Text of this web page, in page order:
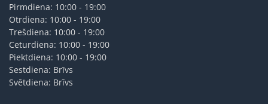
Pirmdiena: 10:00 - 19:00
Otrdiena: 10:00 - 19:00
Trešdiena: 10:00 - 19:00
Ceturdiena: 10:00 - 19:00
Piektdiena: 10:00 - 19:00
Sestdiena: Brīvs
Svētdiena: Brīvs